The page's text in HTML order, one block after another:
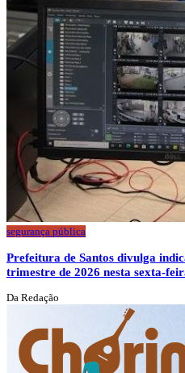
segurança pública
Prefeitura de Santos divulga
trimestre de 2026 nesta sexta-
Da Redação